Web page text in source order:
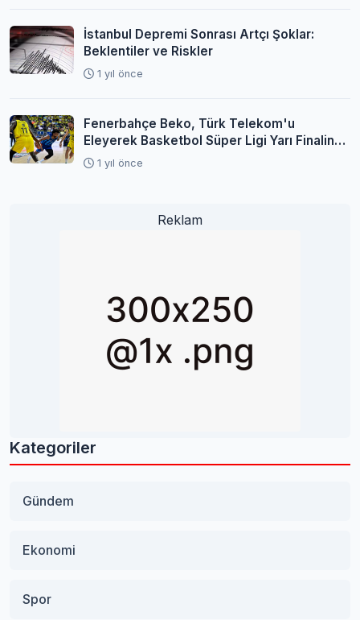
İstanbul Depremi Sonrası Artçı Şoklar:
Beklentiler ve Riskler
1 yıl önce
Fenerbahçe Beko, Türk Telekom'u
Eleyerek Basketbol Süper Ligi Yarı Finaline
Yükseldi
1 yıl önce
Reklam
Kategoriler
Gündem
Ekonomi
Spor